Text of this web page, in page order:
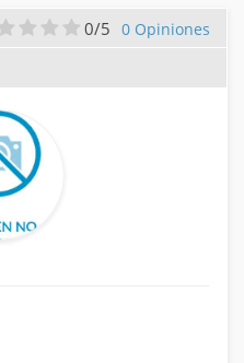
0/5 0 Opiniones